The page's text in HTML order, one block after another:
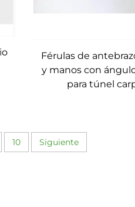
Férulas de
y manos con
para túnel
10 Siguiente